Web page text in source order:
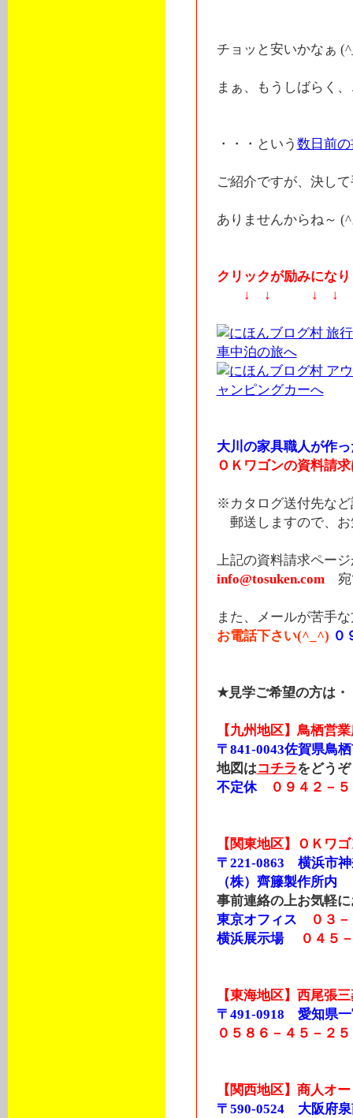
チョッと安いかなぁ
まぁ、もうしばらく
・・・という 数日前
ご紹介ですが、決し
ありませんからね～
クリックが励みにな
↓ ↓ ↓
大川の家具職人が作
ＯＫワゴンの資料請
※カタログ送付先な
郵送しますので、お
上記の資料請求ペー
info@tosuken.com宛
また、メールが苦手
お電話下さい(^_^) ０
★見学ご希望の方は・
【九州地区】鳥栖営
〒841-0043佐賀県鳥
地図はコチラをどうぞ
不定休
０９４２－
【関東地区】ＯＫワ
〒221-0863 横浜市神
（株）齊籐製作所内
事前連絡の上お気軽
東京オフィス
０３
横浜展示場
０４５
【東海地区】西尾張
〒491-0918 愛知県一
０５８６－４５－２
【関西地区】商人オ
〒590-0524 大阪府泉